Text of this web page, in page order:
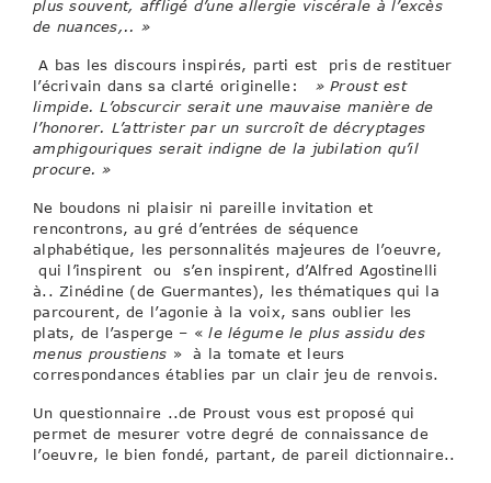
plus souvent, affligé d’une allergie viscérale à l’excès
de nuances,.. »
A bas les discours inspirés, parti est pris de restituer
l’écrivain dans sa clarté originelle:
» Proust est
limpide. L’obscurcir serait une mauvaise manière de
l’honorer. L’attrister par un surcroît de décryptages
amphigouriques serait indigne de la jubilation qu’il
procure. »
Ne boudons ni plaisir ni pareille invitation et
rencontrons, au gré d’entrées de séquence
alphabétique, les personnalités majeures de l’oeuvre,
qui l’inspirent ou s’en inspirent, d’Alfred Agostinelli
à.. Zinédine (de Guermantes), les thématiques qui la
parcourent, de l’agonie à la voix, sans oublier les
plats, de l’asperge – «le légume le plus assidu des
menus proustiens » à la tomate et leurs
correspondances établies par un clair jeu de renvois.
Un questionnaire ..de Proust vous est proposé qui
permet de mesurer votre degré de connaissance de
l’oeuvre, le bien fondé, partant, de pareil dictionnaire..